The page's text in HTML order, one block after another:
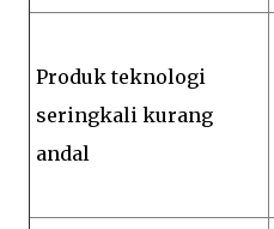
Produk teknologi
seringkali kurang
andal